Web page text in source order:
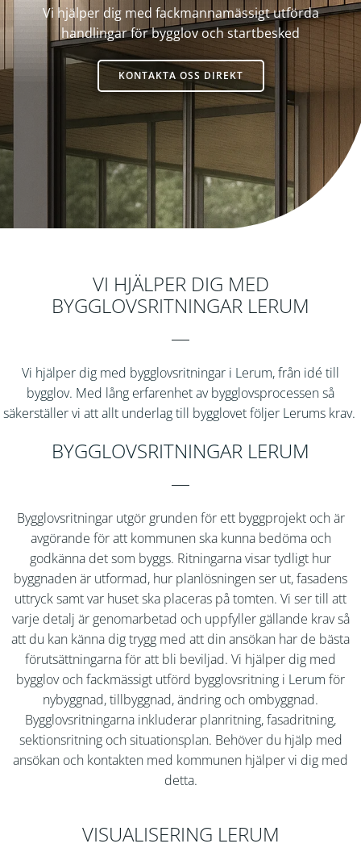
Vi hjälper dig med fackmannamässigt utförda
handlingar för bygglov och startbesked
KONTAKTA OSS DIREKT
VI HJÄLPER DIG MED
BYGGLOVSRITNINGAR LERUM
Vi hjälper dig med bygglovsritningar i Lerum, från idé till
bygglov. Med lång erfarenhet av bygglovsprocessen så
säkerställer vi att allt underlag till bygglovet följer Lerums krav.
BYGGLOVSRITNINGAR LERUM
Bygglovsritningar utgör grunden för ett byggprojekt och är
avgörande för att kommunen ska kunna bedöma och
godkänna det som byggs. Ritningarna visar tydligt hur
byggnaden är utformad, hur planlösningen ser ut, fasadens
uttryck samt var huset ska placeras på tomten. Vi ser till att
varje detalj är genomarbetad och uppfyller gällande krav så
att du kan känna dig trygg med att din ansökan har de bästa
förutsättningarna för att bli beviljad. Vi hjälper dig med
bygglov och fackmässigt utförd bygglovsritning i Lerum för
nybyggnad, tillbyggnad, ändring och ombyggnad.
Bygglovsritningarna inkluderar planritning, fasadritning,
sektionsritning och situationsplan. Behöver du hjälp med
ansökan och kontakten med kommunen hjälper vi dig med
detta.
VISUALISERING LERUM